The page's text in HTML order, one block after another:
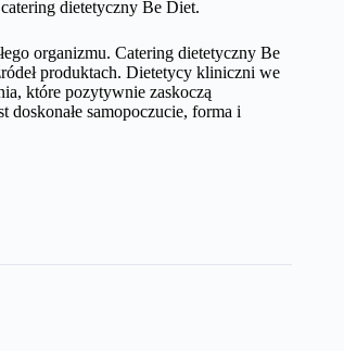
dietetyczny Be Diet.
organizmu. Catering dietetyczny Be
produktach. Dietetycy kliniczni we
które pozytywnie zaskoczą
samopoczucie, forma i